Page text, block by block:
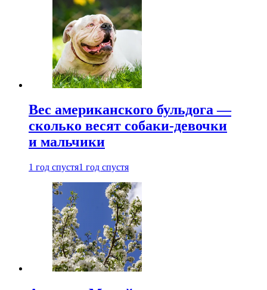
Вес американского бульдога —
сколько весят собаки-девочки
и мальчики
1 год спустя1 год спустя